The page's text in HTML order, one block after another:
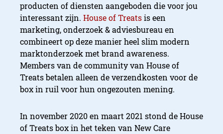
producten of diensten aangeboden die voor jou
interessant zijn. House of Treatsis een
marketing, onderzoek & adviesbureau en
combineert op deze manier heel slim modern
marktonderzoek met brand awareness.
Members van de community van House of
Treats betalen alleen de verzendkosten voor de
box in ruil voor hun ongezouten mening.
In november 2020 en maart 2021 stond de House
of Treats box in het teken van New Care